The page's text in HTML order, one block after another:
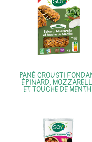
PANÉ CROUSTI
ÉPINARD,
ET TOUCHE DE